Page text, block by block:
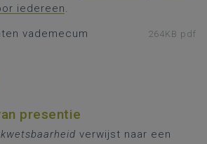
iedereen.
vademecum
264KB pdf
presentie
kwetsbaarheid verwijst naar een